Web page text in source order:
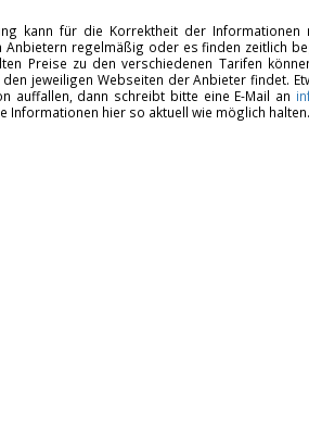
kann für die Korrektheit der
Anbietern regelmäßig oder es finden zeitlich
Preise zu den verschiedenen Tarifen
jeweiligen Webseiten der Anbieter findet.
auffallen, dann schreibt bitte eine E-Mail an
Informationen hier so aktuell wie möglich halten.